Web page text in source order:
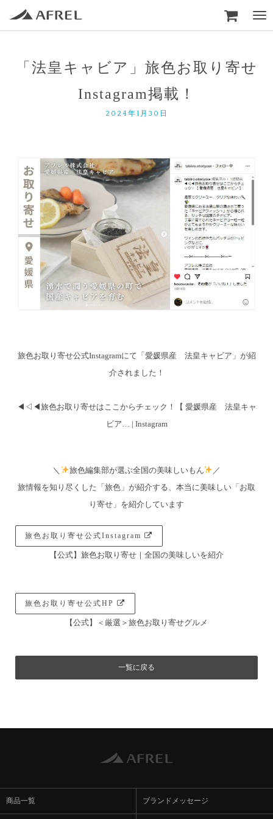

「法皇キャビア」旅色お取り寄せ
Instagram掲載！
2024年1月30日
旅色お取り寄せ公式Instagramにて「愛媛県産 法皇キャビア」が紹
介されました！
◀︎◁◀︎旅色お取り寄せはここからチェック！【 愛媛県産 法皇キャ
ビア… | Instagram
＼ 旅色編集部が選ぶ全国の美味しいもん
／
旅情報を知り尽くした「旅色」が紹介する、本当に美味しい「お取
り寄せ」を紹介しています
旅色お取り寄せ公式Instagram
【公式】旅色お取り寄せ｜全国の美味しいを紹介
旅色お取り寄せ公式HP
【公式】＜厳選＞旅色お取り寄せグルメ
一覧に戻る
商品一覧 ブランドメッセージ